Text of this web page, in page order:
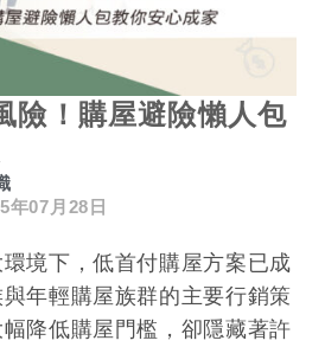
險！購屋避險懶人包
年07月28日
境下，低首付購屋方案已成
年輕購屋族群的主要行銷策
降低購屋門檻，卻隱藏著許